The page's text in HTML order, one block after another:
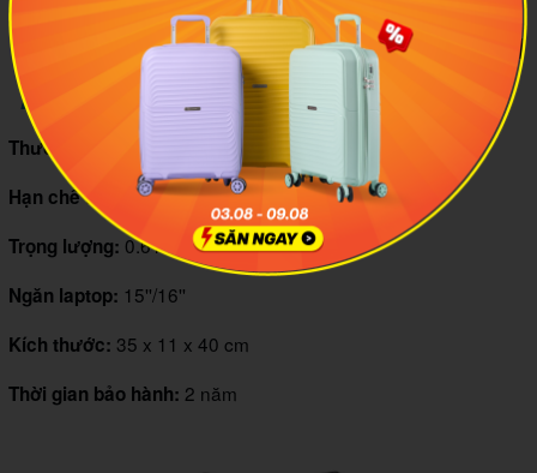
7
Balo Targus Avila 15-16" 2-in-1
TBB65102GL Convertible
Thương hiệu:
Targus
Hạn chế thấm nước:Tốt
Trọng lượng: 0.61 kg
Ngăn laptop: 15''/16''
Kích thước: 35 x 11 x 40 cm
Thời gian bảo hành: 2 năm